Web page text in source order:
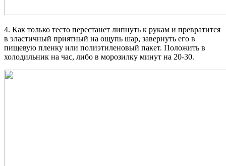
4. Как только тесто перестанет липнуть к рукам и превратится
в эластичный приятный на ощупь шар, завернуть его в
пищевую пленку или полиэтиленовый пакет. Положить в
холодильник на час, либо в морозилку минут на 20-30.